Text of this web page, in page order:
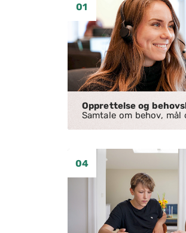
01
Opprettelse og
Samtale om behov, mål
04